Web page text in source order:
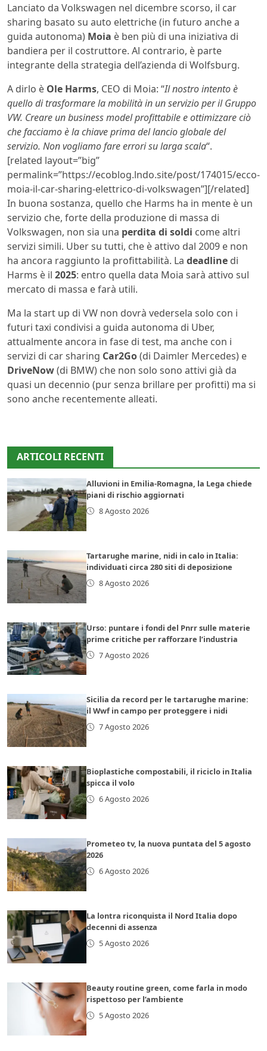
Lanciato da Volkswagen nel dicembre scorso, il car
sharing basato su auto elettriche (in futuro anche a
guida autonoma) Moia è ben più di una iniziativa di
bandiera per il costruttore. Al contrario, è parte
integrante della strategia dell’azienda di Wolfsburg.
A dirlo è Ole Harms, CEO di Moia: “Il nostro intento è
quello di trasformare la mobilità in un servizio per il Gruppo
VW. Creare un business model profittabile e ottimizzare ciò
che facciamo è la chiave prima del lancio globale del
servizio. Non vogliamo fare errori su larga scala“.
[related layout=”big”
permalink=”https://ecoblog.lndo.site/post/174015/ecco-
moia-il-car-sharing-elettrico-di-volkswagen”][/related]
In buona sostanza, quello che Harms ha in mente è un
servizio che, forte della produzione di massa di
Volkswagen, non sia una perdita di soldi come altri
servizi simili. Uber su tutti, che è attivo dal 2009 e non
ha ancora raggiunto la profittabilità. La deadline di
Harms è il 2025: entro quella data Moia sarà attivo sul
mercato di massa e farà utili.
Ma la start up di VW non dovrà vedersela solo con i
futuri taxi condivisi a guida autonoma di Uber,
attualmente ancora in fase di test, ma anche con i
servizi di car sharing Car2Go(di Daimler Mercedes) e
DriveNow(di BMW) che non solo sono attivi già da
quasi un decennio (pur senza brillare per profitti) ma si
sono anche recentemente alleati.
ARTICOLI RECENTI
Alluvioni in Emilia-Romagna, la Lega chiede
piani di rischio aggiornati
8 Agosto 2026
Tartarughe marine, nidi in calo in Italia:
individuati circa 280 siti di deposizione
8 Agosto 2026
Urso: puntare i fondi del Pnrr sulle materie
prime critiche per rafforzare l’industria
7 Agosto 2026
Sicilia da record per le tartarughe marine:
il Wwf in campo per proteggere i nidi
7 Agosto 2026
Bioplastiche compostabili, il riciclo in Italia
spicca il volo
6 Agosto 2026
Prometeo tv, la nuova puntata del 5 agosto
2026
6 Agosto 2026
La lontra riconquista il Nord Italia dopo
decenni di assenza
5 Agosto 2026
Beauty routine green, come farla in modo
rispettoso per l’ambiente
5 Agosto 2026